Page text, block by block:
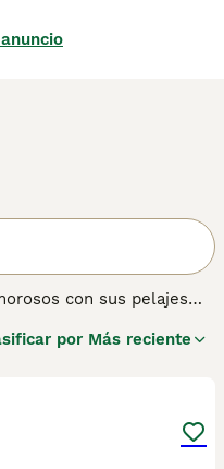
con sus pelajes
expresivos, una
por Más reciente